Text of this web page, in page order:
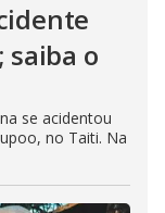
o
se acidentou
no Taiti. Na